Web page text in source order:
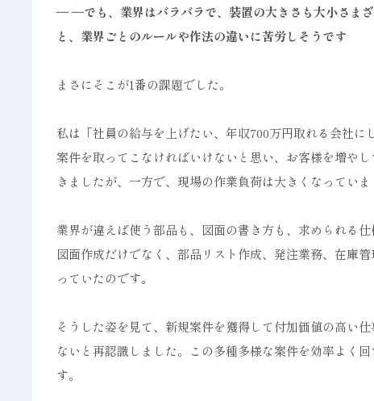
― ―でも、業界はバラバラで、装置の大きさも大小さま
と、業界ごとのルールや作法の違いに苦労しそうです
まさにそこが1番の課題でした。
私は「社員の給与を上げたい、年収700万円取れる会社
案件を取ってこなければいけないと思い、お客様を増や
きましたが、一方で、現場の作業負荷は大きくなっていま
業界が違えば使う部品も、図面の書き方も、求められる
図面作成だけでなく、部品リスト作成、発注業務、在庫
っていたのです。
そうした姿を見て、新規案件を獲得して付加価値の高い
ないと再認識しました。この多種多様な案件を効率よく
す。